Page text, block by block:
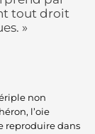
tout droit
»
non
l’oie
reproduire dans